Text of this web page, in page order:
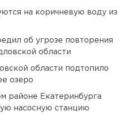
на коричневую воду из
об угрозе повторения
области
области подтопило
озеро
районе Екатеринбурга
насосную станцию